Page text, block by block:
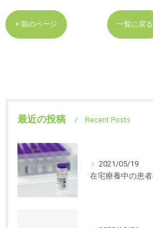
< 前のページ 一覧に戻る
最近の投稿 Recent Posts
2021/05/19